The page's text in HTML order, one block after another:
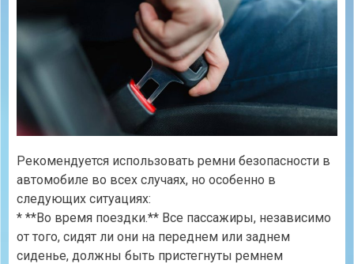
Рекомендуется использовать ремни безопасности в
автомобиле во всех случаях, но особенно в
следующих ситуациях:
* **Во время поездки.** Все пассажиры, независимо
от того, сидят ли они на переднем или заднем
сиденье, должны быть пристегнуты ремнем